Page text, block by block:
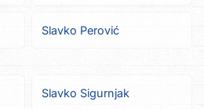
Slavko Perović
Slavko Sigurnjak